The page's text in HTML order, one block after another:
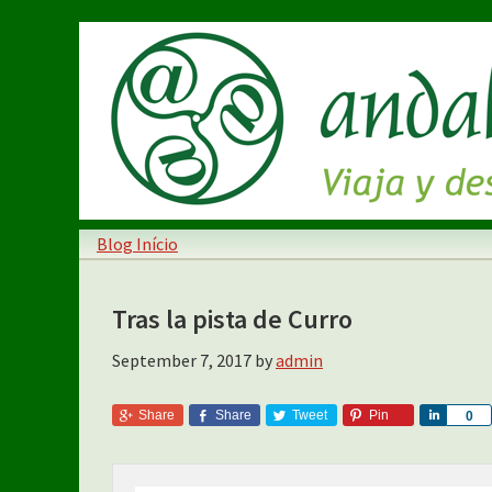
Blog Início
Tras la pista de Curro
September 7, 2017 byadmin
Share Share Tweet Pin 0